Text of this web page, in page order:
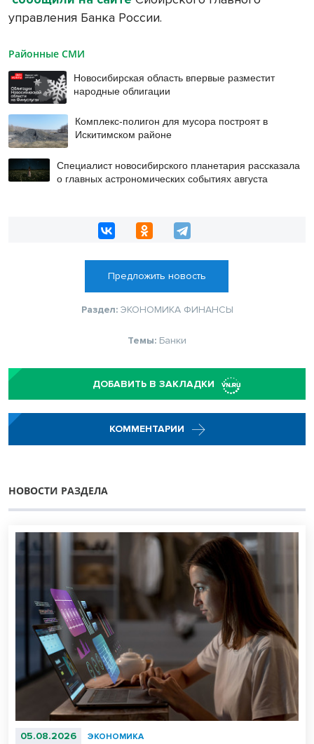
управления Банка России.
Районные СМИ
Новосибирская область впервые разместит
народные облигации
Комплекс-полигон для мусора построят в
Искитимском районе
Специалист новосибирского планетария рассказала
о главных астрономических событиях августа
Предложить новость
Раздел: ЭКОНОМИКА ФИНАНСЫ
Темы: Банки
ДОБАВИТЬ В ЗАКЛАДКИ
КОММЕНТАРИИ
НОВОСТИ РАЗДЕЛА
05.08.2026 ЭКОНОМИКА